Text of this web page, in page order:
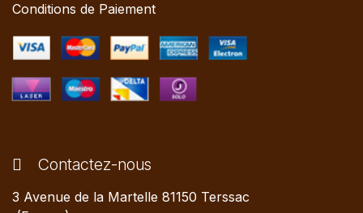
Conditions de Paiement
Contactez-nous
3 Avenue de la Martelle 81150 Terssac